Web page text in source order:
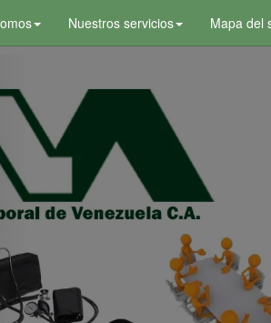
Nuestros servicios Mapa del